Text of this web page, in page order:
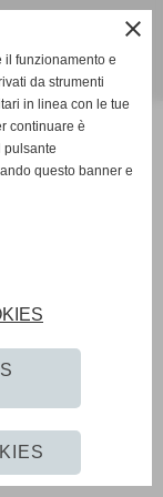
close
il funzionamento e
da strumenti
in linea con le tue
continuare è
pulsante
questo banner e